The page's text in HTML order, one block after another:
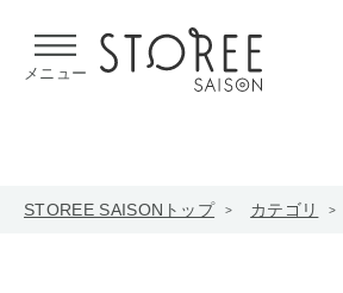
メニュー
STOREE SAISONトップ カテゴリ